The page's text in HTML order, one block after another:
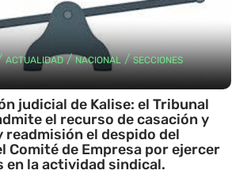
ACTUALIDAD/NACIONAL/SECCIONES
judicial de Kalise: el Tribunal
el recurso de casación y
readmisión el despido del
Comité de Empresa por ejercer
en la actividad sindical.